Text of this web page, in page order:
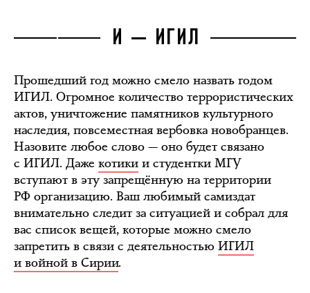
И — ИГИЛ
Прошедший год можно смело назвать годом
ИГИЛ. Огромное количество террористических
актов, уничтожение памятников культурного
наследия, повсеместная вербовка новобранцев.
Назовите любое слово — оно будет связано
с ИГИЛ. Даже котики и студентки МГУ
вступают в эту запрещённую на территории
РФ организацию. Ваш любимый самиздат
внимательно следит за ситуацией и собрал для
вас список вещей, которые можно смело
запретить в связи с деятельностью ИГИЛ
и войной в Сирии.